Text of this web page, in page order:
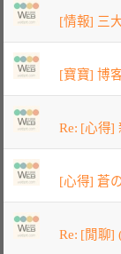
[情報] 三
[寶寶] 博
Re: [心得]
[心得] 蒼
Re: [閒聊]